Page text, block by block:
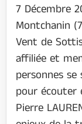
7 Décembre
Montchanin
Vent de
affiliée et
personnes
pour écouter
Pierre